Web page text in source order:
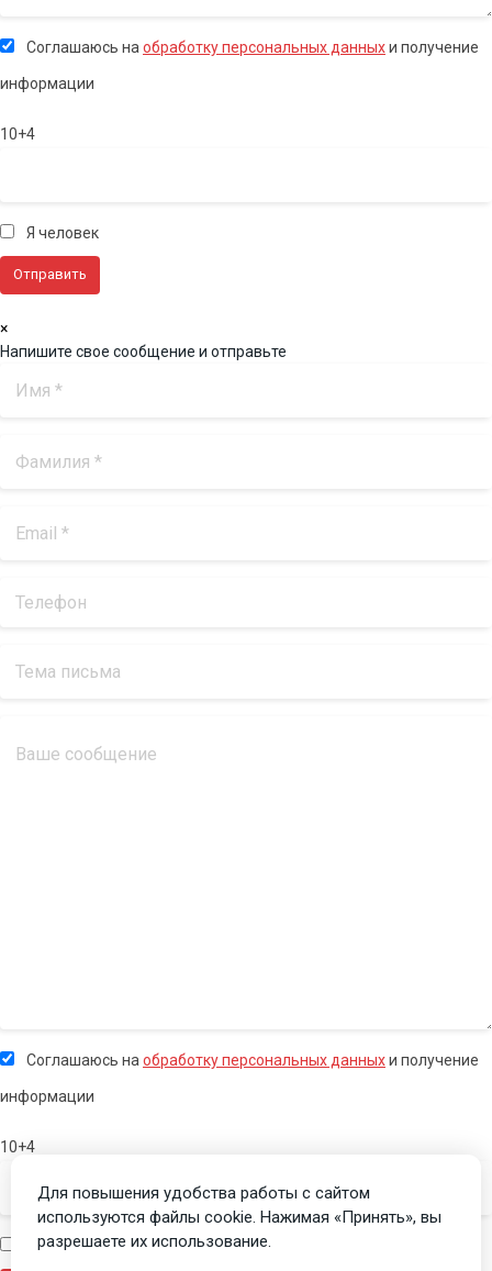
Соглашаюсь на обработку персональных данныхи получение
информации
10+4
Я человек
×
Напишите свое сообщение и отправьте
Соглашаюсь на обработку персональных данныхи получение
информации
10+4
Я человек
Для повышения удобства работы с сайтом
используются файлы cookie. Нажимая «Принять», вы
разрешаете их использование.